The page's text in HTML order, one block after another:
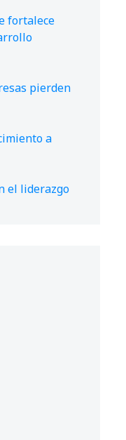
fortalece
pierden
a
el liderazgo